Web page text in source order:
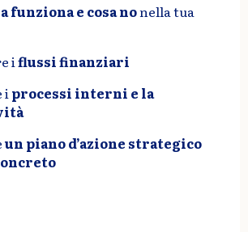
funziona e cosa nonella tua
iflussi finanziari
iprocessi interni e la
un piano d’azione strategico